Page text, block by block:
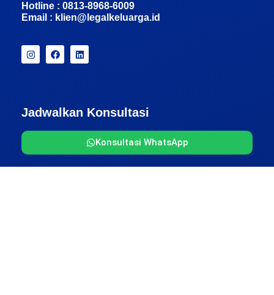
Hotline : 0813-8968-6009
Email : klien@legalkeluarga.id
Jadwalkan Konsultasi
Konsultasi WhatsApp